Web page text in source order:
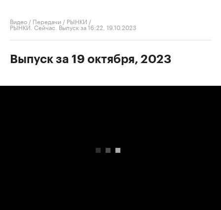
Видео / Передачи / РЫНКИ /
РЫНКИ. Сейчас. Выпуск за 16:22, 19.10.2023
Выпуск за 19 октября, 2023